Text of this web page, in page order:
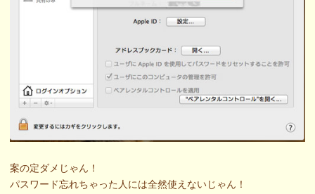
案の定ダメじゃん！
パスワード忘れちゃった人には全然使えないじゃん！